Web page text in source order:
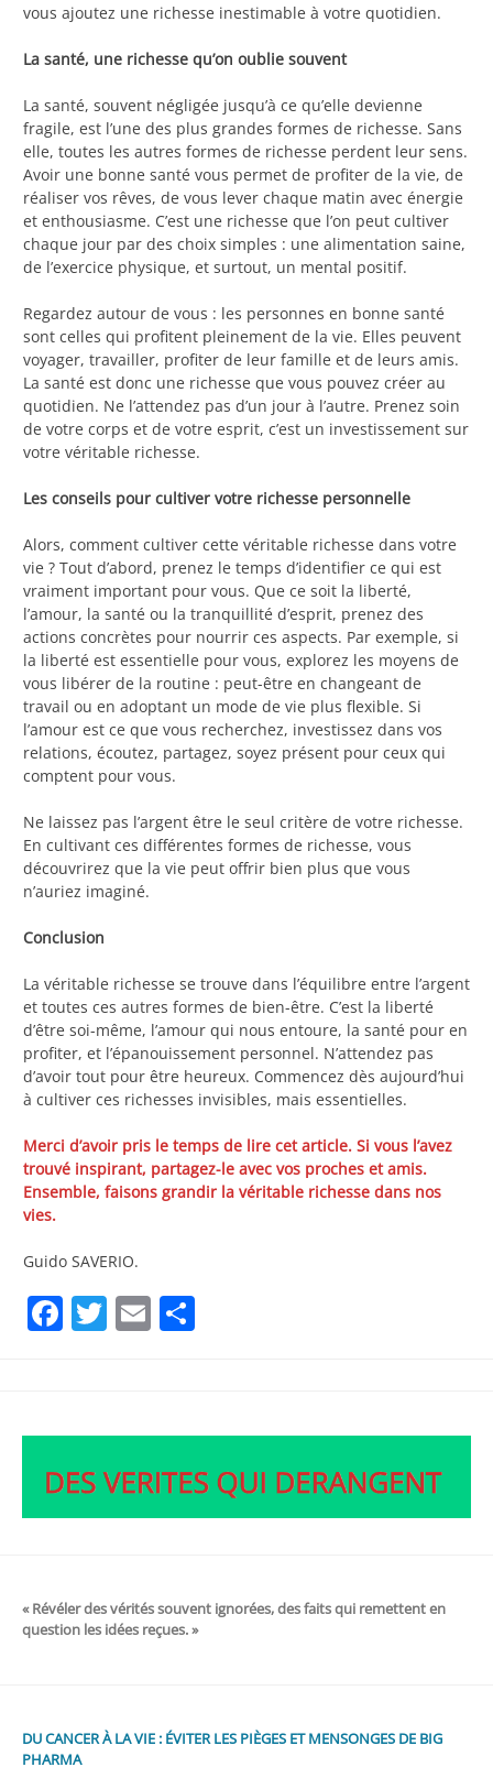
vous ajoutez une richesse inestimable à votre quotidien.
La santé, une richesse qu’on oublie souvent
La santé, souvent négligée jusqu’à ce qu’elle devienne
fragile, est l’une des plus grandes formes de richesse. Sans
elle, toutes les autres formes de richesse perdent leur sens.
Avoir une bonne santé vous permet de profiter de la vie, de
réaliser vos rêves, de vous lever chaque matin avec énergie
et enthousiasme. C’est une richesse que l’on peut cultiver
chaque jour par des choix simples : une alimentation saine,
de l’exercice physique, et surtout, un mental positif.
Regardez autour de vous : les personnes en bonne santé
sont celles qui profitent pleinement de la vie. Elles peuvent
voyager, travailler, profiter de leur famille et de leurs amis.
La santé est donc une richesse que vous pouvez créer au
quotidien. Ne l’attendez pas d’un jour à l’autre. Prenez soin
de votre corps et de votre esprit, c’est un investissement sur
votre véritable richesse.
Les conseils pour cultiver votre richesse personnelle
Alors, comment cultiver cette véritable richesse dans votre
vie ? Tout d’abord, prenez le temps d’identifier ce qui est
vraiment important pour vous. Que ce soit la liberté,
l’amour, la santé ou la tranquillité d’esprit, prenez des
actions concrètes pour nourrir ces aspects. Par exemple, si
la liberté est essentielle pour vous, explorez les moyens de
vous libérer de la routine : peut-être en changeant de
travail ou en adoptant un mode de vie plus flexible. Si
l’amour est ce que vous recherchez, investissez dans vos
relations, écoutez, partagez, soyez présent pour ceux qui
comptent pour vous.
Ne laissez pas l’argent être le seul critère de votre richesse.
En cultivant ces différentes formes de richesse, vous
découvrirez que la vie peut offrir bien plus que vous
n’auriez imaginé.
Conclusion
La véritable richesse se trouve dans l’équilibre entre l’argent
et toutes ces autres formes de bien-être. C’est la liberté
d’être soi-même, l’amour qui nous entoure, la santé pour en
profiter, et l’épanouissement personnel. N’attendez pas
d’avoir tout pour être heureux. Commencez dès aujourd’hui
à cultiver ces richesses invisibles, mais essentielles.
Merci d’avoir pris le temps de lire cet article. Si vous l’avez
trouvé inspirant, partagez-le avec vos proches et amis.
Ensemble, faisons grandir la véritable richesse dans nos
vies.
Guido SAVERIO.
Facebook
Twitter
Email
« Révéler des vérités souvent ignorées, des faits qui remettent en
question les idées reçues. »
DU CANCER À LA VIE : ÉVITER LES PIÈGES ET MENSONGES DE BIG
PHARMA